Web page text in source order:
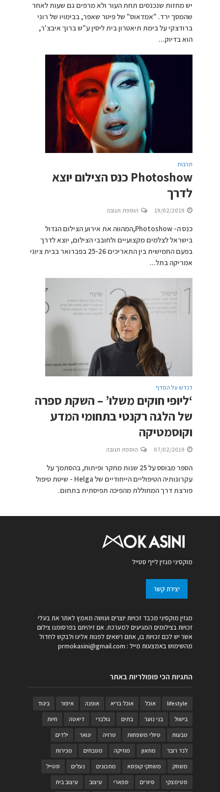
יש מחזות שנכנסים תחת העור ולא מרפים גם שעות לאחר
שהמסך ירד. "אמדאוס" של פיטר שאפר, בבימויו של רוני
ברודצקי על בימת תיאטרון בית ליסין ע"ש ברוך איבצ'ר,
הוא בדיוק...
תרבות
Photoshow כנס הצילום יוצא
לדרך
19/02/2019 הוספת תגובה
כנס ה- Photoshow,המהווה את אירוע הצילום הגדול
בישראל לצלמים מקצועיים ולחובבי הצילום, יוצא לדרך
בפעם החמישית בין התאריכים 25-26 בפברואר בבית ציוני
אמריקה בתל...
דנדש על המדף
‘ליופי חוקים משלו’ – השקת ספרה
של הלגה רקנטי בתחומי המדע
וקוסמטיקה
07/02/2019 הוספת תגובה
הספר מבוסס על 25 שנות מחקר ופיתוח, בהסתמך על
עקרונותיה הטיפוליים הייחודיים של Helga - שיטת טיפול
פורצת דרך המחוללת מהפיכה תפיסתית בתחום.
מוקסיני מגזין לייף סטייל
יצירת קשר
מגזין מוקסיני מכבד זכויות יוצרים ועושה מאמץ לאתר את בעלי
זכויות בצילומים המגיעים למערכת. אם זיהיתם בפרסומנו צילום
אשר יש לכם זכויות בו, אתם רשאים לפנות אלינו ולבקש לחדול
מהשימוש באמצעות מייל : prmokasini@gmail.com
התגיות הכי פופולריות באתר
lifestyle אוכל אוכל בריא אופנה איפור
ביגוד
בישול
בני נוער בתים גולברי דיאטה
חיות
טבעות
טיולי משפחות טרויה יגואר
ילדים
לנד רובר
מוזאון מוזיקה מטבחים
מכירות
משחק
משחקי קופסא מתכונים נעלים
סטייל
סטימצקי
סיורים ספארי עיצוב עיצוב בית